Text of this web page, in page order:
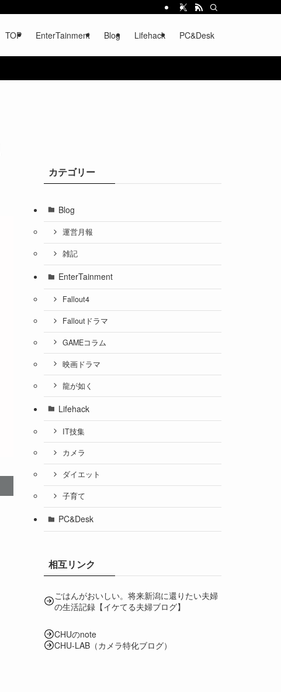
TOP EnterTainment Blog Lifehack PC&Desk
カテゴリー
Blog
運営月報
雑記
EnterTainment
Fallout4
Falloutドラマ
GAMEコラム
映画ドラマ
龍が如く
Lifehack
IT技集
カメラ
ダイエット
子育て
PC&Desk
相互リンク
ごはんがおいしい。将来新潟に還りたい夫婦
の生活記録【イケてる夫婦ブログ】
CHUのnote
CHU-LAB（カメラ特化ブログ）